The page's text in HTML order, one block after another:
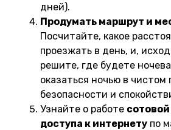
дней).
Продумать маршрут и
Посчитайте, какое
проезжать в день, и,
решите, где будете
оказаться ночью в чистом
безопасности и
Узнайте о работе
доступа к интернету по